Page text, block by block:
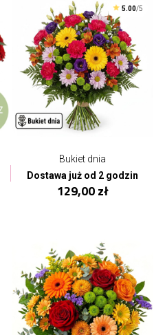
5.00/5
Bukiet dnia
Dostawa już od 2 godzin
129,00 zł